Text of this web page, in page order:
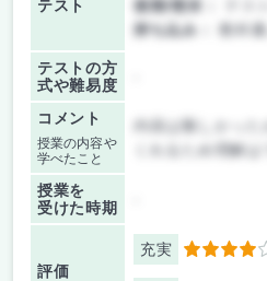
テスト
持ち込み：
教科
テストの方
式や難易度
コメント
授業の内容や
学べたこと
内容は難しかっ
くれるため理解は
授業を
受けた時期
評価
充実 4